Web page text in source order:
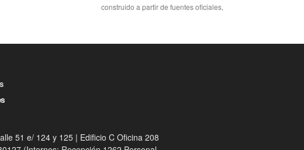
construido a partir de fuentes oficiales,
51 e/ 124 y 125 | Edificio C Oficina 208